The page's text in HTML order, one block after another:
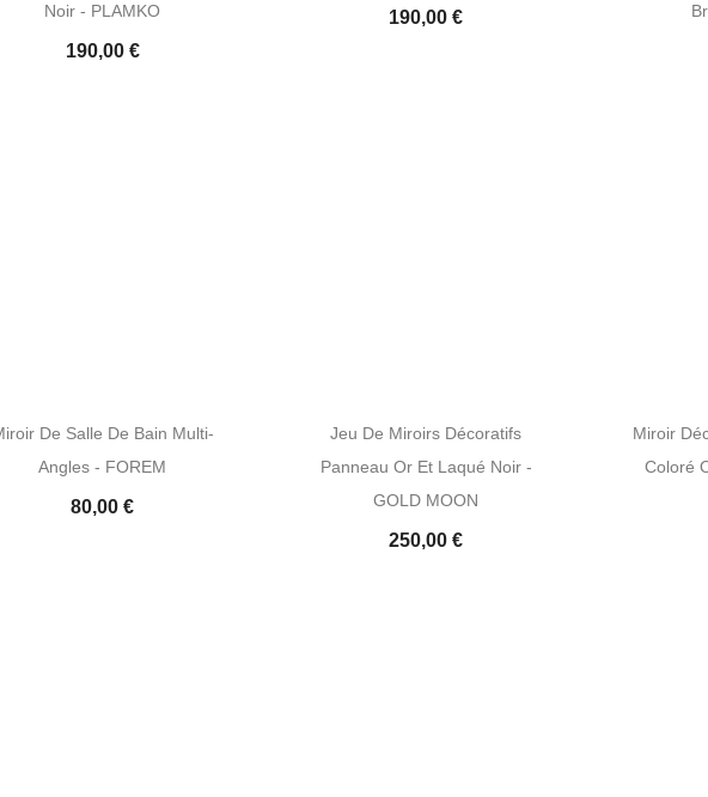
Noir - PLAMKO
190,00 €
190,00 €
De Salle De Bain Multi-
Angles - FOREM
80,00 €
Jeu De Miroirs Décoratifs
Panneau Or Et Laqué Noir -
GOLD MOON
250,00 €
Miroir
Coloré